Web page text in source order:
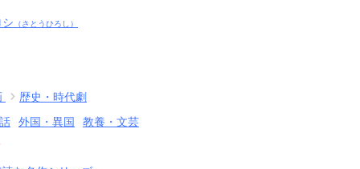
（さとうひろし）
歴史・時代劇
外国・異国
教養・文芸